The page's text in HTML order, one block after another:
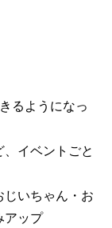
るようになっ
イベントごと
じいちゃん・お
アップ